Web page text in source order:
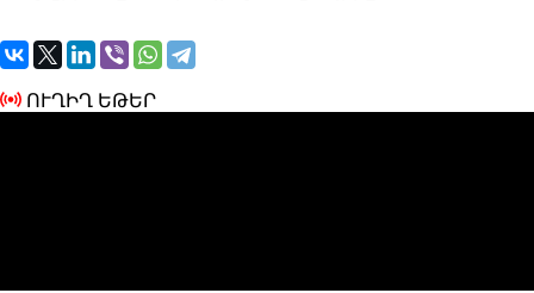
ՈՒՂԻՂ ԵԹԵՐ